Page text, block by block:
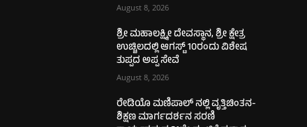
August 8, 2026
ಶ್ರೀ ಮಹಾಲಕ್ಷ್ಮೀ ದೇವಸ್ಥಾನ, ಶ್ರೀ ಕ್ಷೇತ್ರ
ಉಚ್ಚಿಲದಲ್ಲಿ ಆಗಸ್ಟ್ 10ರಂದು ವಿಶೇಷ
ತುಪ್ಪದ ಅಪ್ಪ ಸೇವೆ
August 8, 2026
ರೇಡಿಯೊ ಮಣಿಪಾಲ್ ನಲ್ಲಿ ವೃತ್ತಿಚಿಂತನ-
ಶಿಕ್ಷಣ ಮಾರ್ಗದರ್ಶನ ಸರಣಿ